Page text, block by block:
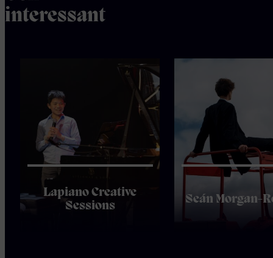
interessant
Lapiano Creative
Sessions
Seán Morgan-